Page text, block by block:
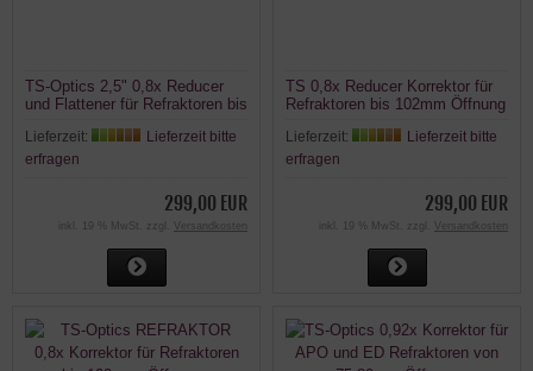
TS-Optics 2,5" 0,8x Reducer
und Flattener für Refraktoren bis
Lieferzeit:
Lieferzeit bitte
erfragen
299,00 EUR
inkl. 19 % MwSt. zzgl. Versandkosten
TS 0,8x Reducer Korrektor für
Refraktoren bis 102mm Öffnung
Lieferzeit:
Lieferzeit bitte
erfragen
299,00 EUR
inkl. 19 % MwSt. zzgl. Versandkosten